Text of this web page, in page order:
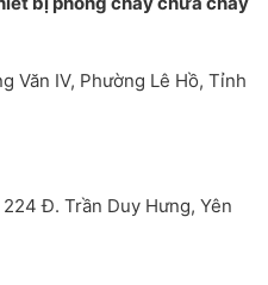
Văn IV, Phường Lê Hồ, Tỉnh
224 Đ. Trần Duy Hưng, Yên